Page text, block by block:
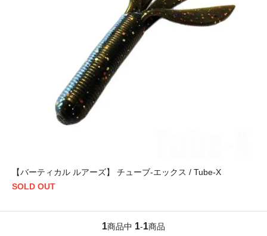
【バーティカル ルアーズ】 チューブ-エックス / Tube-X
SOLD OUT
1商品中 1-1商品